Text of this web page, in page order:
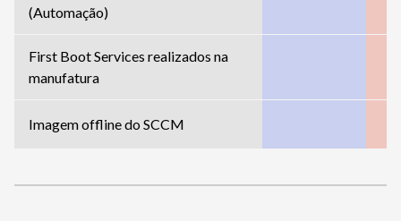
(Automação)
First Boot Services realizados na
manufatura
Imagem offline do SCCM